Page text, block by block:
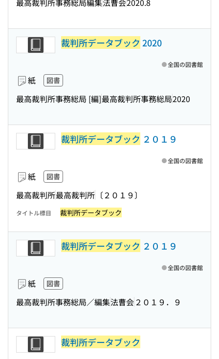
裁判所データブック 2020
紙 図書
最高裁判所事務総局 [編]最高裁判所事務総局2020
全国の図書館
裁判所データブック ２０１９
紙 図書
最高裁判所最高裁判所 〔２０１９〕
全国の図書館
タイトル標目 裁判所データブック
裁判所データブック ２０１９
紙 図書
最高裁判所事務総局／編集法曹会 ２０１９．９
全国の図書館
裁判所データブック